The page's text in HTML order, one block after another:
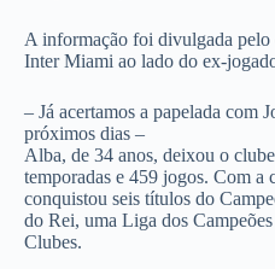
A informação foi divulgada pelo
Inter Miami ao lado do ex-
– Já acertamos a papelada com
próximos dias –
Alba, de 34 anos, deixou o
temporadas e 459 jogos. Com a
conquistou seis títulos do
do Rei, uma Liga dos
Clubes.